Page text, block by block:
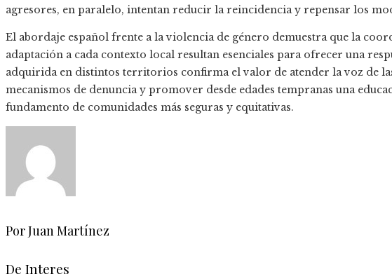
agresores, en paralelo, intentan reducir la reincidencia y repensar los
El abordaje español frente a la violencia de género demuestra que la
adaptación a cada contexto local resultan esenciales para ofrecer una
adquirida en distintos territorios confirma el valor de atender la voz de
mecanismos de denuncia y promover desde edades tempranas una
fundamento de comunidades más seguras y equitativas.
Por Juan Martínez
De Interes